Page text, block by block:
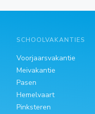
SCHOOLVAKANTIES
Voorjaarsvakantie
Meivakantie
Pasen
Hemelvaart
Pinksteren